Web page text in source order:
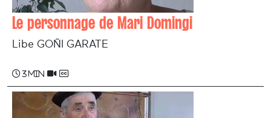
Le personnage de Mari Domingi
Libe GOÑI GARATE
3 min